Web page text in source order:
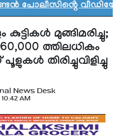
വീഡിയോ
മുങ്ങിമരിച്ചു;
ത്തിലധികം
തിരിച്ചുവിളിച്ചു
News Desk
AM